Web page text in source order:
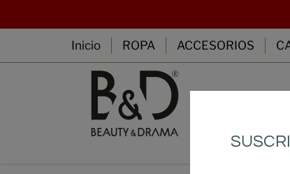
Inicio ROPA ACCESORIOS